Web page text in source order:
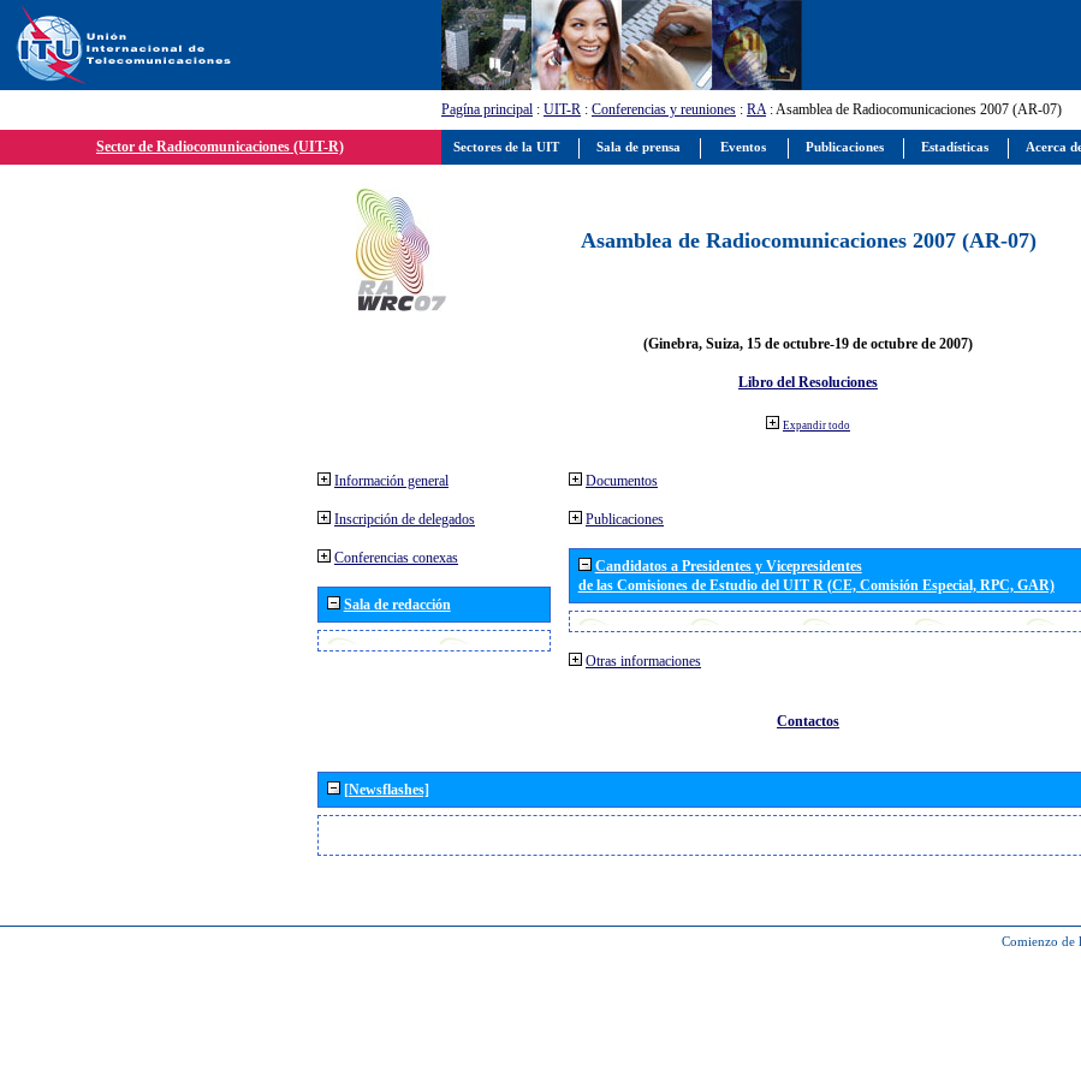
Pagína principal : UIT-R : Conferencias y reuniones : RA: Asamblea de Radiocomunicaciones 2007 (AR-07)
Sector de Radiocomunicaciones (UIT-R)
Asamblea de Radiocomunicaciones 2007 (AR-07)
(Ginebra, Suiza, 15 de octubre-19 de octubre de 2007)
Libro del Resoluciones
Expandir todo
Información general
Inscripción de delegados
Conferencias conexas
Sala de redacción
Documentos
Publicaciones
Candidatos a Presidentes y Vicepresidentes
de las Comisiones de Estudio del UIT R (CE, Comisión Especial, RPC, GAR)
Otras informaciones
Contactos
[Newsflashes]
Comienzo de
Sectores de la UIT Sala de prensa Eventos Publicaciones Estadísticas Acerca